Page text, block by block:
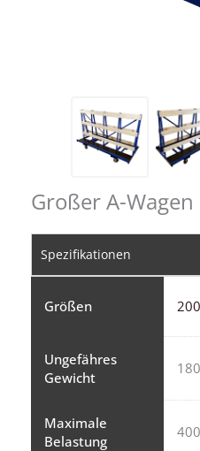
Großer A-Wagen
Spezifikationen
Größen
Ungefähres
Gewicht
Maximale
Belastung